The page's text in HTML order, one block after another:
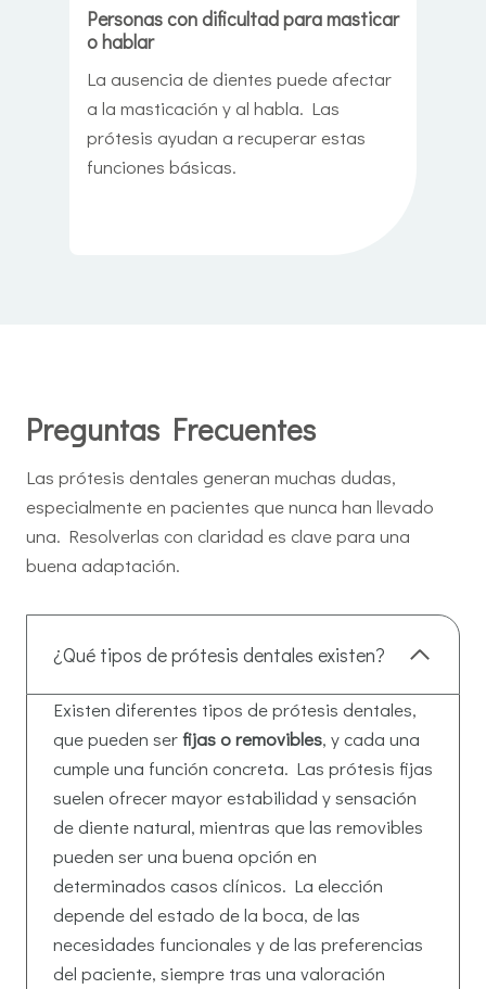
Personas con dificultad para masticar
o hablar
La ausencia de dientes puede afectar
a la masticación y al habla. Las
prótesis ayudan a recuperar estas
funciones básicas.
Preguntas Frecuentes
Las prótesis dentales generan muchas dudas,
especialmente en pacientes que nunca han llevado
una. Resolverlas con claridad es clave para una
buena adaptación.
¿Qué tipos de prótesis dentales existen?
Existen diferentes tipos de prótesis dentales,
que pueden serfijas o removibles, y cada una
cumple una función concreta. Las prótesis fijas
suelen ofrecer mayor estabilidad y sensación
de diente natural, mientras que las removibles
pueden ser una buena opción en
determinados casos clínicos. La elección
depende del estado de la boca, de las
necesidades funcionales y de las preferencias
del paciente, siempre tras una valoración